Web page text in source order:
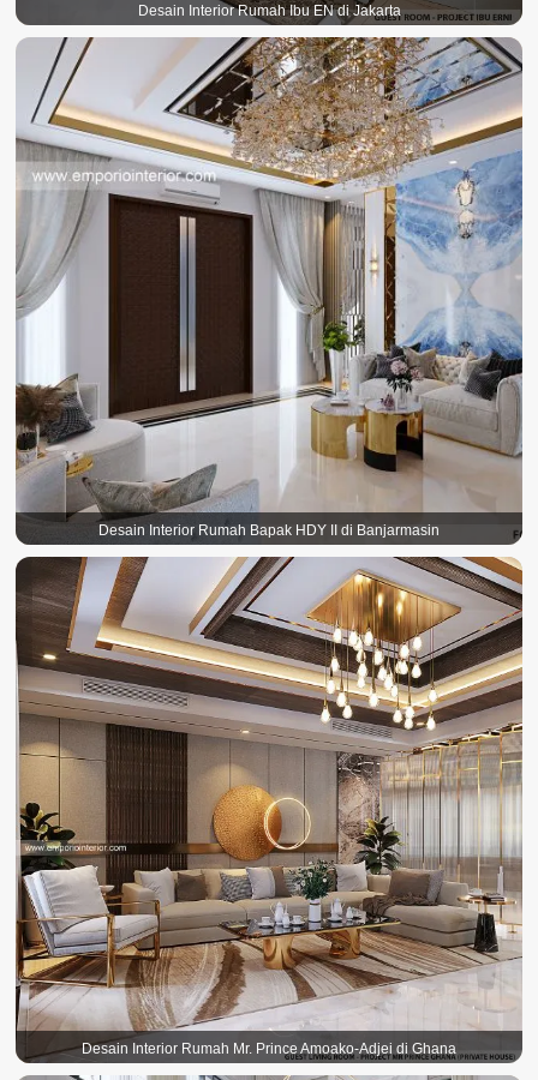
Desain Interior Rumah Ibu EN di Jakarta
Desain Interior Rumah Bapak HDY II di Banjarmasin
Desain Interior Rumah Mr. Prince Amoako-Adjei di Ghana